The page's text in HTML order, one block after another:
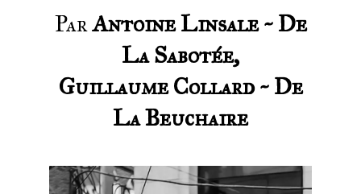
ParAntoine Linsale ~ De
La Sabotée,
Guillaume Collard ~ De
La Beuchaire